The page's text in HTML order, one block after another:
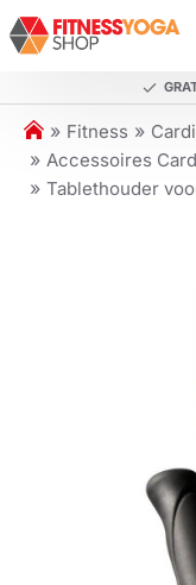
h
o
m
Fitness
Accessoires
Tablethouder